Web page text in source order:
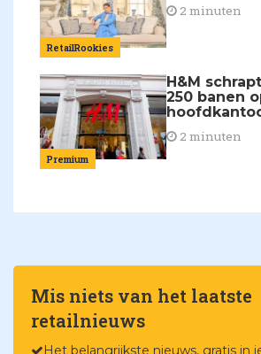
RetailRookies
2 minuten
Premium
H&M
250 banen
2 minuten
Mis niets van het laatste
retailnieuws
Het belangrijkste nieuws, gratis in